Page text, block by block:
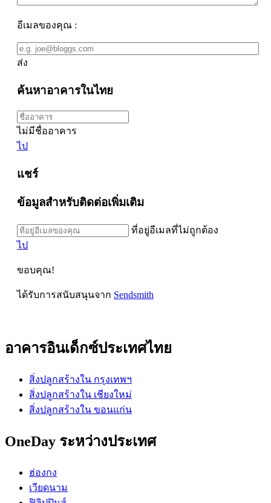
อีเมลของคุณ :
ส่ง
ค้นหาอาคารในไทย
ไม่มีชื่ออาคาร
ไป
แชร์
ข้อมูลสำหรับติดต่อเพิ่มเติม
ที่อยู่อีเมลที่ไม่ถูกต้อง
ไป
ขอบคุณ!
ได้รับการสนับสนุนจาก Sendsmith
อาคารอินเด็กซ์ประเทศไทย
สิ่งปลูกสร้างใน กรุงเทพฯ
สิ่งปลูกสร้างใน เชียงใหม่
สิ่งปลูกสร้างใน ขอนแก่น
OneDay ระหว่างประเทศ
ฮ่องกง
เวียดนาม